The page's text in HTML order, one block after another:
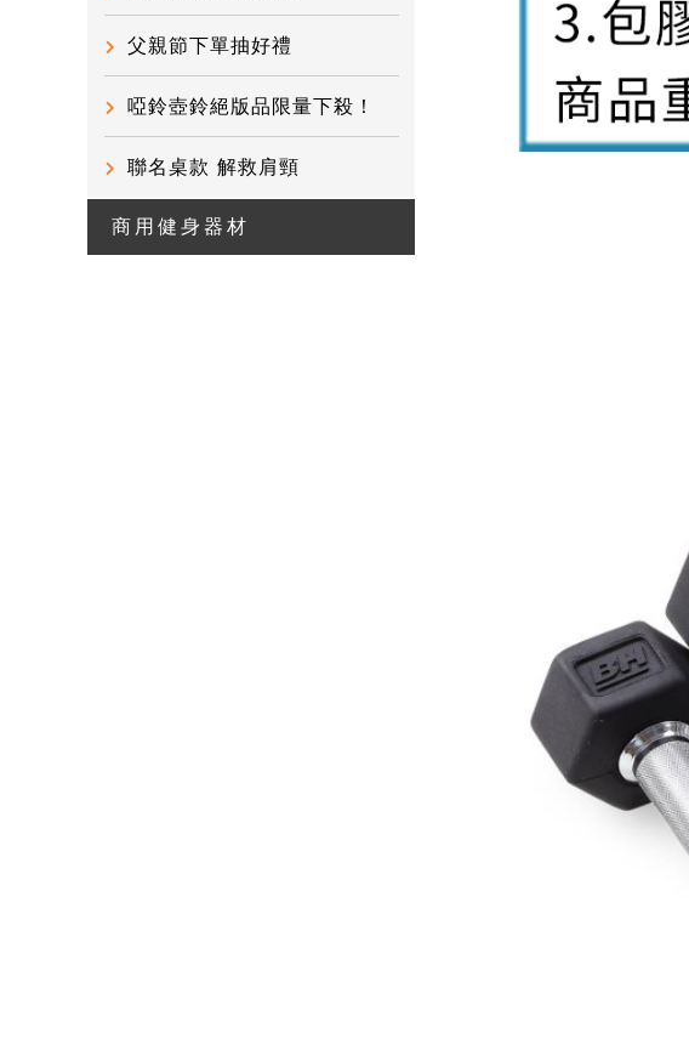
父親節下單抽好禮
啞鈴壺鈴絕版品限量下殺！
聯名桌款 解救肩頸
商用健身器材